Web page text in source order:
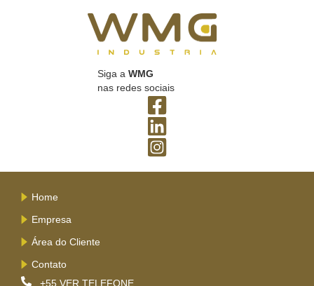
Siga a WMG
nas redes sociais
Home
Empresa
Área do Cliente
Contato
+55 VER TELEFONE